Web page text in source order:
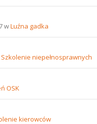
wLuźna gadka
Szkolenie niepełnosprawnych
OSK
kierowców